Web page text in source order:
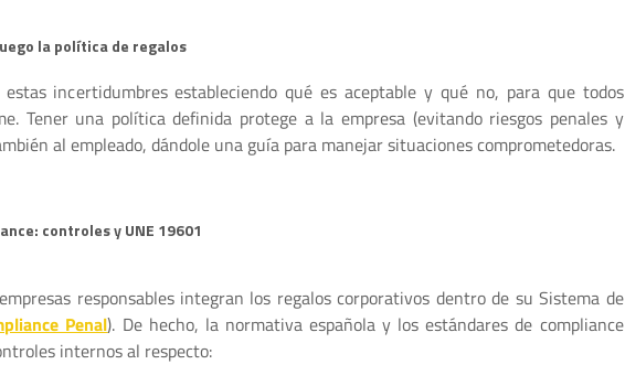
la política de regalos
incertidumbres estableciendo qué es aceptable y qué no, para que todos
Tener una política definida protege a la empresa (evitando riesgos penales y
al empleado, dándole una guía para manejar situaciones comprometedoras.
controles y UNE 19601
responsables integran los regalos corporativos dentro de su Sistema de
Penal). De hecho, la normativa española y los estándares de compliance
internos al respecto: